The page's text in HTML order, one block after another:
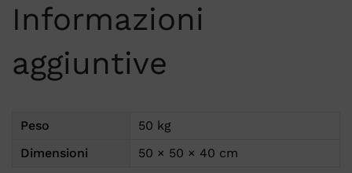
Informazioni
aggiuntive
Peso
50 kg
Dimensioni
50 × 50 × 40 cm